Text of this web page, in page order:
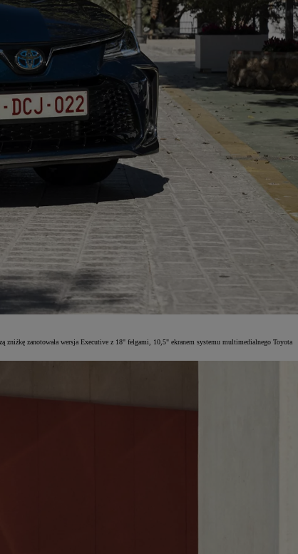
zanotowała wersja Executive z 18" felgami, 10,5" ekranem systemu multimedialnego Toyota